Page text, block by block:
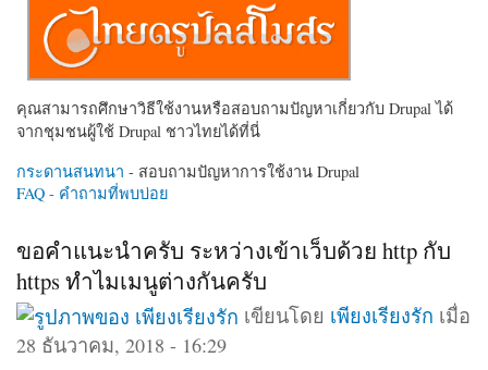
คุณสามารถศึกษาวิธีใช้งานหรือสอบถามปัญหาเกี่ยวกับ Drupal ได้
จากชุมชนผู้ใช้ Drupal ชาวไทยได้ที่นี่
กระดานสนทนา - สอบถามปัญหาการใช้งาน Drupal
FAQ - คำถามที่พบบ่อย
ขอคำแนะนำครับ ระหว่างเข้าเว็บด้วย http กับ
https ทำไมเมนูต่างกันครับ
เขียนโดย เพียงเรียงรัก เมื่อ
28 ธันวาคม, 2018 - 16:29